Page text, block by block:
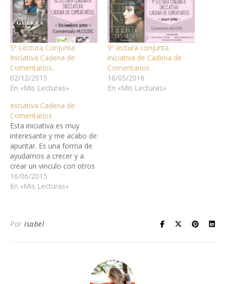
5ª Lectura Conjunta
Iniciativa Cadena de
Comentarios.
02/12/2015
En «Mis Lecturas»
9º lectura conjunta
iniciativa de Cadena de
Comentarios
16/05/2016
En «Mis Lecturas»
Iniciativa Cadena de
Comentarios
Esta iniciativa es muy
interesante y me acabo de
apuntar. Es una forma de
ayudarnos a crecer y a
crear un vinculo con otros
blogs, pero sobre todo a
no sentirnos solos en este
informacion en el blog
16/06/2015
En «Mis Lecturas»
Por Isabel